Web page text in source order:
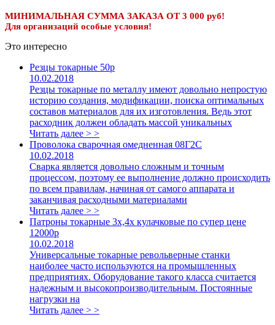
МИНИМАЛЬНАЯ СУММА ЗАКАЗА ОТ 3 000 руб!
Для организаций особые условия!
Это интересно
Резцы токарные 50р
10.02.2018
Резцы токарные по металлу имеют довольно непростую
историю создания, модификации, поиска оптимальных
составов материалов для их изготовления. Ведь этот
расходник должен обладать массой уникальных
Читать далее > >
Проволока сварочная омедненная 08Г2С
10.02.2018
Сварка является довольно сложным и точным
процессом, поэтому ее выполнение должно происходить
по всем правилам, начиная от самого аппарата и
заканчивая расходными материалами
Читать далее > >
Патроны токарные 3х,4х кулачковые по супер цене
12000р
10.02.2018
Универсальные токарные револьверные станки
наиболее часто используются на промышленных
предприятиях. Оборудование такого класса считается
надежным и высокопроизводительным. Постоянные
нагрузки на
Читать далее > >